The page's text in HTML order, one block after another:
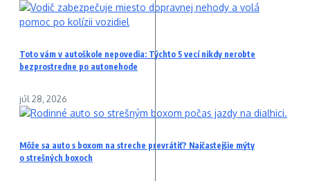
Toto vám v autoškole nepovedia: Týchto 5 vecí nikdy nerobte
bezprostredne po autonehode
júl 28, 2026
Môže sa auto s boxom na streche prevrátiť? Najčastejšie mýty
o strešných boxoch